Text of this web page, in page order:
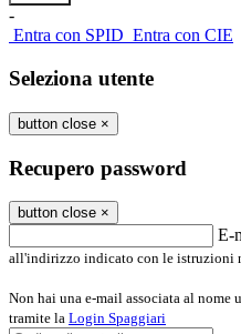
-
Entra con SPID Entra con CIE
Seleziona utente
button close ×
Recupero password
button close ×
E-
all'indirizzo indicato con le istruzioni
Non hai una e-mail associata al nome
tramite la Login Spaggiari